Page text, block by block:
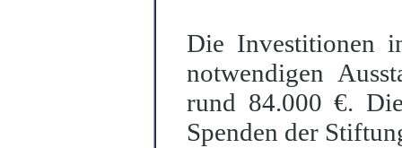
Die Investitionen
notwendigen
rund 84.000 €.
Spenden der